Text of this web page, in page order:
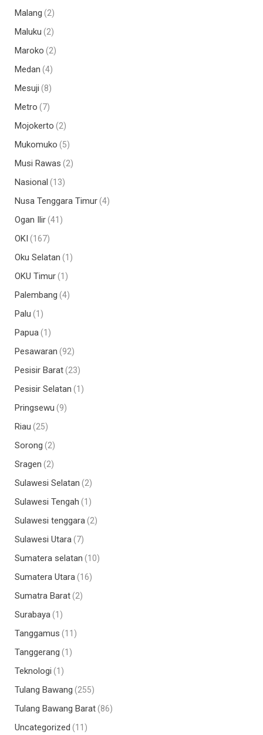
Malang (2)
Maluku (2)
Maroko (2)
Medan (4)
Mesuji (8)
Metro (7)
Mojokerto (2)
Mukomuko (5)
Musi Rawas (2)
Nasional (13)
Nusa Tenggara Timur(4)
Ogan Ilir(41)
OKI (167)
Oku Selatan (1)
OKU Timur(1)
Palembang (4)
Palu (1)
Papua(1)
Pesawaran (92)
Pesisir Barat(23)
Pesisir Selatan (1)
Pringsewu (9)
Riau (25)
Sorong (2)
Sragen (2)
Sulawesi Selatan (2)
Sulawesi Tengah (1)
Sulawesi tenggara(2)
Sulawesi Utara(7)
Sumatera selatan (10)
Sumatera Utara(16)
Sumatra Barat(2)
Surabaya(1)
Tanggamus (11)
Tanggerang (1)
Teknologi (1)
Tulang Bawang (255)
Tulang Bawang Barat(86)
Uncategorized (11)